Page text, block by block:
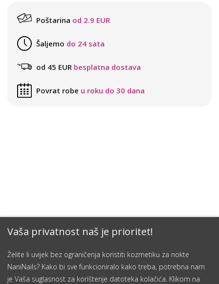
Vaša privatnost naš je prioritet!
Želite li uvijek bez ograničenja koristiti kozmetiku za nokte
NaniNails? Kako bi sve funkcioniralo kako treba, potrebna nam
je Vaša suglasnost za korištenje datoteka kolačića. Klikom na
Poštarina od 2.9 EUR
Šaljemo do 24 sata
od 45 EUR besplatna dostava
Povrat robe u roku do 30 dana